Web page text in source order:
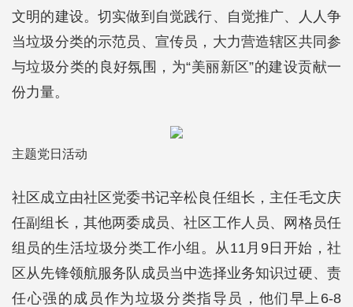
文明的建设。切实做到自觉践行、自觉推广、人人争
当垃圾分类的示范员、宣传员，大力营造辖区共同参
与垃圾分类的良好氛围，为“美丽新区”的建设贡献一
份力量。
主题党日活动
社区成立由社区党委书记辛松良任组长，主任毛文庆
任副组长，其他两委成员、社区工作人员、网格员任
组员的生活垃圾分类工作小组。从11月9日开始，社
区从先锋领航服务队成员当中选择业务知识过硬、责
任心强的成员作为垃圾分类指导员，他们早上6-8